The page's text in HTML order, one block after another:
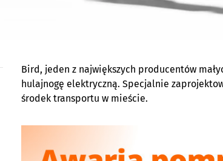
Bird, jeden z największych producentów
hulajnogę elektryczną. Specjalnie
środek transportu w mieście.